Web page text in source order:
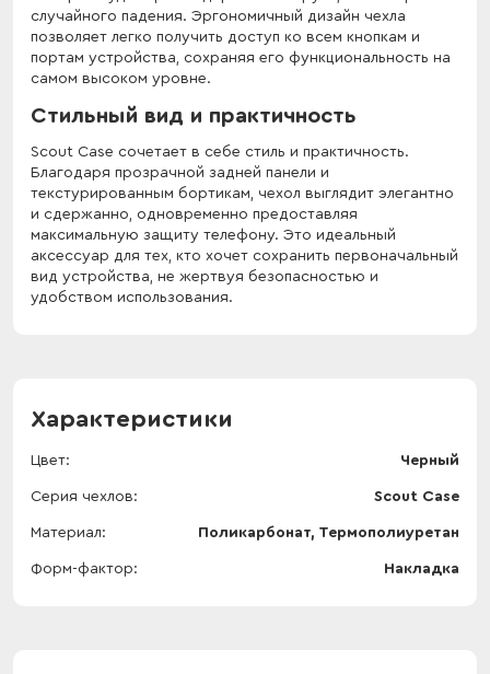
случайного падения. Эргономичный дизайн чехла
позволяет легко получить доступ ко всем кнопкам и
портам устройства, сохраняя его функциональность на
самом высоком уровне.
Стильный вид и практичность
Scout Case сочетает в себе стиль и практичность.
Благодаря прозрачной задней панели и
текстурированным бортикам, чехол выглядит элегантно
и сдержанно, одновременно предоставляя
максимальную защиту телефону. Это идеальный
аксессуар для тех, кто хочет сохранить первоначальный
вид устройства, не жертвуя безопасностью и
удобством использования.
Характеристики
Цвет Черный
Серия чехлов Scout Case
Материал Поликарбонат, Термополиуретан
Форм-фактор Накладка